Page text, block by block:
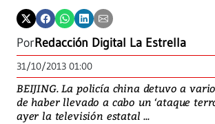
PorRedacción Digital La Estrella
31/10/2013 01:00
BEIJING. La policía china detuvo a
de haber llevado a cabo un ‘ataque
ayer la televisión estatal ...